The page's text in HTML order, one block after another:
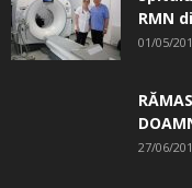
RMN
01/05/
27/06/